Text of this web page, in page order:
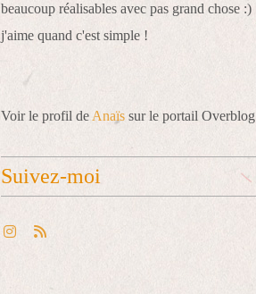
beaucoup réalisables avec pas grand chose :)
j'aime quand c'est simple !
Voir le profil de Anaïs sur le portail Overblog
Suivez-moi